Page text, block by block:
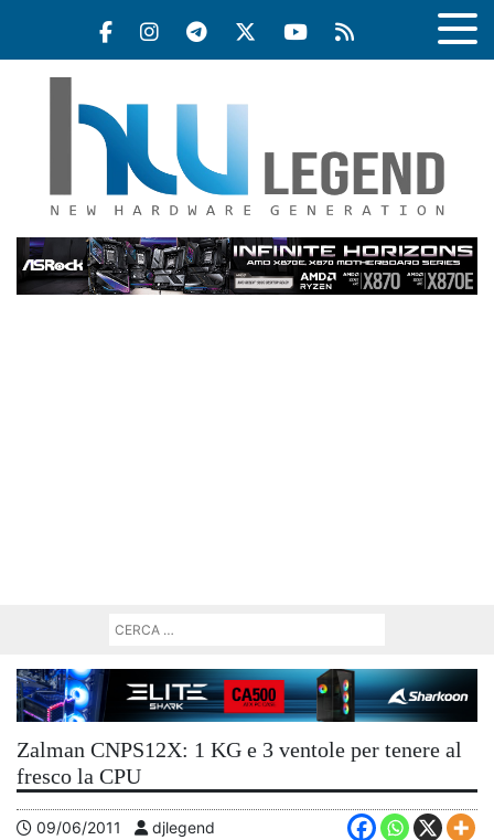
Zalman CNPS12X: 1 KG e 3 ventole per tenere al
fresco la CPU
09/06/2011 djlegend